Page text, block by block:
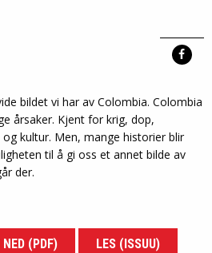
bildet vi har av Colombia. Colombia
årsaker. Kjent for krig, dop,
kultur. Men, mange historier blir
til å gi oss et annet bilde av
der.
(PDF) LES (ISSUU)